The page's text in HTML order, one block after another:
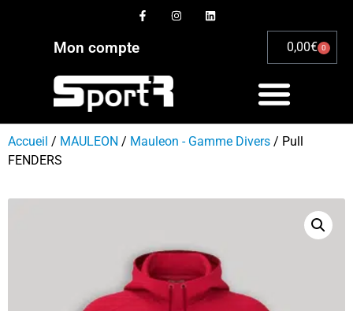
Mon compte 0,00€ 0
Accueil / MAULEON / Mauleon - Gamme Divers / Pull
FENDERS